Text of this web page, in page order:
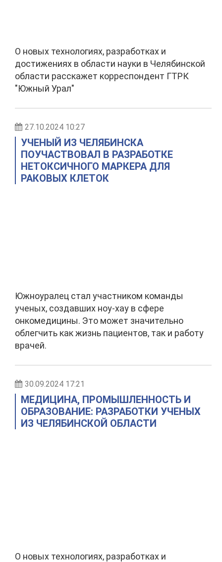
О новых технологиях, разработках и
достижениях в области науки в Челябинской
области расскажет корреспондент ГТРК
"Южный Урал"
27.10.2024 10:27
УЧЕНЫЙ ИЗ ЧЕЛЯБИНСКА
ПОУЧАСТВОВАЛ В РАЗРАБОТКЕ
НЕТОКСИЧНОГО МАРКЕРА ДЛЯ
РАКОВЫХ КЛЕТОК
Южноуралец стал участником команды
ученых, создавших ноу-хау в сфере
онкомедицины. Это может значительно
облегчить как жизнь пациентов, так и работу
врачей.
30.09.2024 17:21
МЕДИЦИНА, ПРОМЫШЛЕННОСТЬ И
ОБРАЗОВАНИЕ: РАЗРАБОТКИ УЧЕНЫХ
ИЗ ЧЕЛЯБИНСКОЙ ОБЛАСТИ
О новых технологиях, разработках и